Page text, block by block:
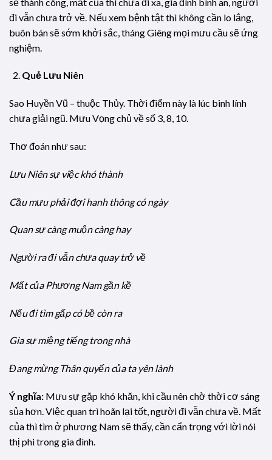
đi vẫn chưa trở về. Nếu xem bệnh tật thì không cần lo lắng,
buôn bán sẽ sớm khởi sắc, tháng Giêng mọi mưu cầu sẽ ứng
nghiệm.
Quẻ Lưu Niên
Sao Huyền Vũ – thuộc Thủy. Thời điểm này là lúc binh lính
chưa giải ngũ. Mưu Vọng chủ về số 3, 8, 10.
Thơ đoán như sau:
Lưu Niên sự việc khó thành
Cầu mưu phải đợi hanh thông có ngày
Quan sự càng muộn càng hay
Người ra đi vẫn chưa quay trở về
Mất của Phương Nam gần kề
Nếu đi tìm gấp có bề còn ra
Gia sự miệng tiếng trong nhà
Đang mừng Thân quyến của ta yên lành
Ý nghĩa: Mưu sự gặp khó khăn, khi cầu nên chờ thời cơ sáng
sủa hơn. Việc quan trì hoãn lại tốt, người đi vẫn chưa về. Mất
của thì tìm ở phương Nam sẽ thấy, cần cẩn trọng với lời nói
thị phi trong gia đình.